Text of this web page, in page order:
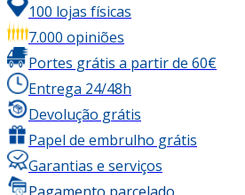
100 lojas físicas
7.000 opiniões
Portes grátis a partir de 60€
Entrega 24/48h
Devolução grátis
Papel de embrulho grátis
Garantias e serviços